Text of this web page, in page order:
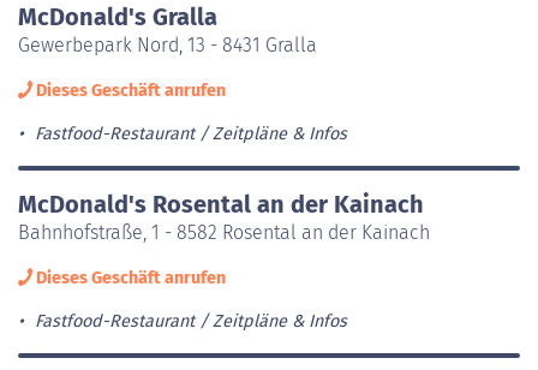
McDonald's Gralla
Gewerbepark Nord, 13 - 8431 Gralla
Dieses Geschäft anrufen
Fastfood-Restaurant Zeitpläne & Infos
McDonald's Rosental an der Kainach
Bahnhofstraße, 1 - 8582 Rosental an der Kainach
Dieses Geschäft anrufen
Fastfood-Restaurant Zeitpläne & Infos